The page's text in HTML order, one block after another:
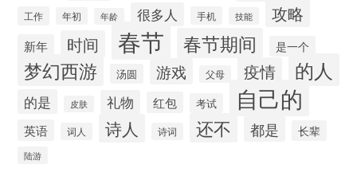
工作 年初 年龄 很多人 手机 技能 攻略
新年 时间 春节 春节期间 是一个
梦幻西游 汤圆 游戏 父母 疫情 的人
的是 皮肤 礼物 红包 考试 自己的
英语 词人 诗人 诗词 还不 都是 长辈
陆游